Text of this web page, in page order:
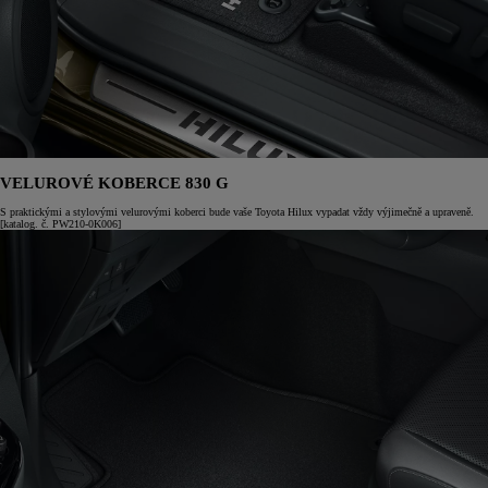
VELUROVÉ KOBERCE 830 G
S praktickými a stylovými velurovými koberci bude vaše Toyota Hilux vypadat vždy výjimečně a upraveně.
[katalog. č. PW210-0K006]